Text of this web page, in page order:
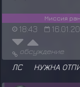
Миссия
18:43
обсуждение
ЛС НУЖНА